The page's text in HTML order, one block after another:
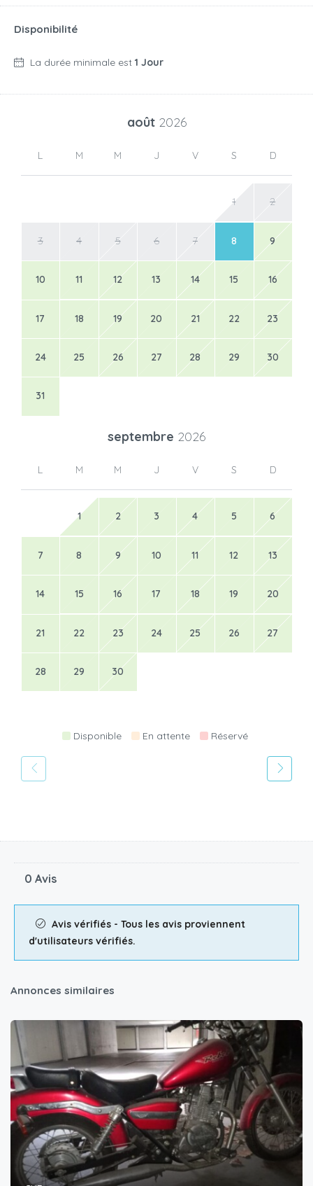
Disponibilité
La durée minimale est 1 Jour
août 2026
L M M J V S D
1 2
3 4 5 6 7 8 9
10 11 12 13 14 15 16
17 18 19 20 21 22 23
24 25 26 27 28 29 30
31
septembre 2026
L M M J V S D
1 2 3 4 5 6
7 8 9 10 11 12 13
14 15 16 17 18 19 20
21 22 23 24 25 26 27
28 29 30
Disponible En attente Réservé
0 Avis
Avis vérifiés - Tous les avis proviennent
d'utilisateurs vérifiés.
Annonces similaires